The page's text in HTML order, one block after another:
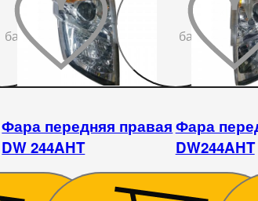
бажаного
бажаного
Фара передняя правая
DW 244AHT
Фара
DW244AHT